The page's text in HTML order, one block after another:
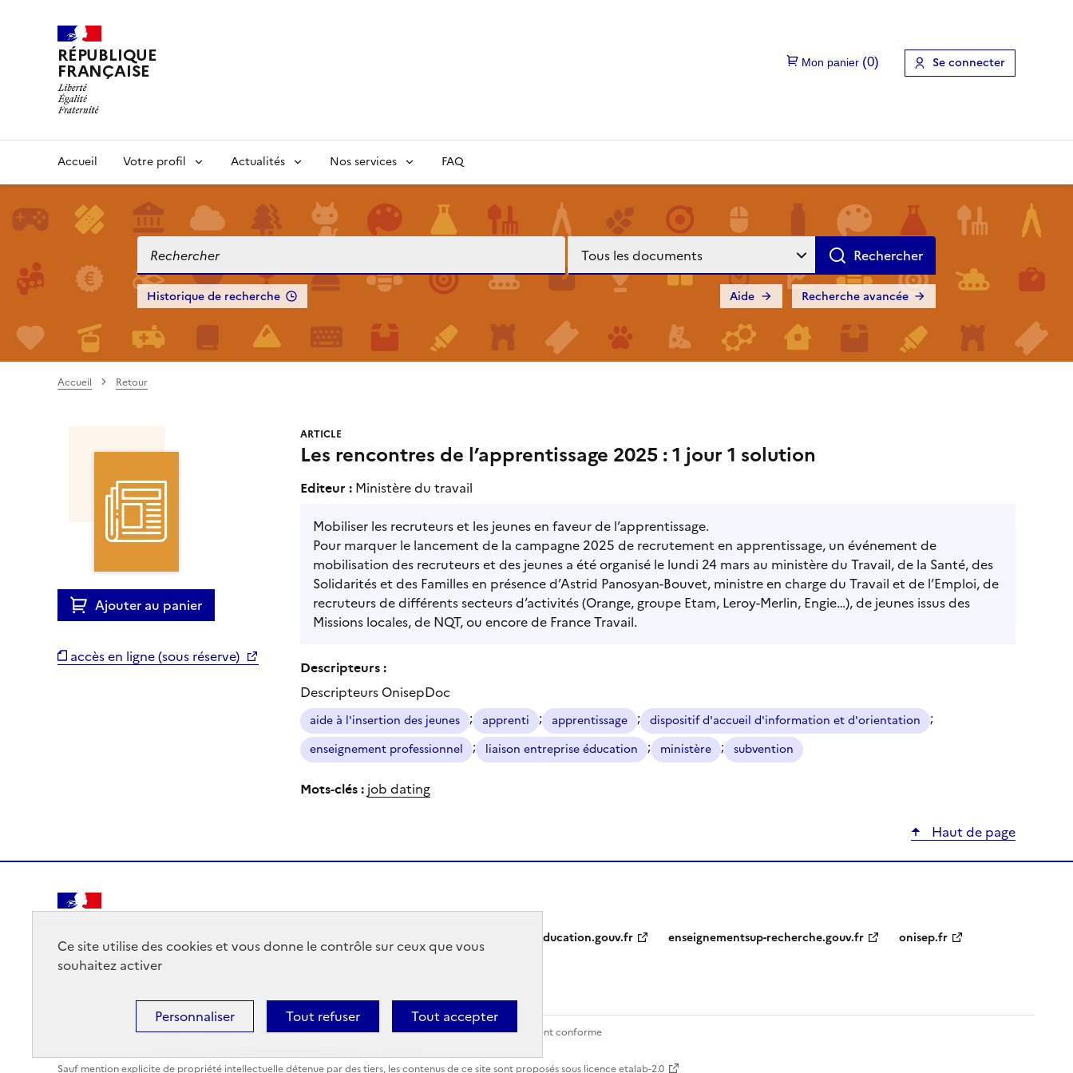
Ce site utilise des cookies et vous donne le contrôle sur ceux que vous
souhaitez activer
Tout accepter
Tout refuser
Personnaliser
RÉPUBLIQUE
FRANÇAISE Se connecter
Accueil Votre profil Actualités Nos services FAQ
Historique de recherche Recherche avancée
Aide
Accueil Retour
Ajouter au panier
accès en ligne (sous réserve)
ARTICLE
Les rencontres de l’apprentissage 2025 : 1 jour 1 solution
Editeur : Ministère du travail
Mobiliser les recruteurs et les jeunes en faveur de l’apprentissage.
Pour marquer le lancement de la campagne 2025 de recrutement en apprentissage, un événement de
mobilisation des recruteurs et des jeunes a été organisé le lundi 24 mars au ministère du Travail, de la Santé, des
Solidarités et des Familles en présence d’Astrid Panosyan-Bouvet, ministre en charge du Travail et de l’Emploi, de
recruteurs de différents secteurs d’activités (Orange, groupe Etam, Leroy-Merlin, Engie…), de jeunes issus des
Missions locales, de NQT, ou encore de France Travail.
Descripteurs :
Descripteurs OnisepDoc
aide à l'insertion des jeunes ; apprenti ; apprentissage ; dispositif d'accueil d'information et d'orientation ;
enseignement professionnel ; liaison entreprise éducation ; ministère ; subvention
Mots-clés : job dating
Haut de page
FRANÇAISE education.gouv.fr enseignementsup-recherche.gouv.fr onisep.fr
Données personnelles Plan du site Contact Accessibilité : partiellement conforme
Sauf mention explicite de propriété intellectuelle détenue par des tiers, les contenus de ce site sont proposés sous licence etalab-2.0